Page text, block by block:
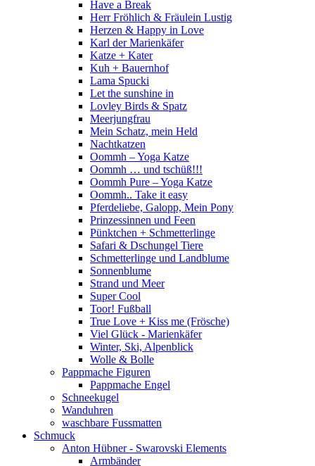
Have a Break
Herr Fröhlich & Fräulein Lustig
Herzen & Happy in Love
Karl der Marienkäfer
Katze + Kater
Kuh + Bauernhof
Lama Spucki
Let the sunshine in
Lovley Birds & Spatz
Meerjungfrau
Mein Schatz, mein Held
Nachtkatzen
Oommh – Yoga Katze
Oommh … und tschüß!!!
Oommh Pure – Yoga Katze
Oommh.. Take it easy
Pferdeliebe, Galopp, Mein Pony
Prinzessinnen und Feen
Pünktchen + Schmetterlinge
Safari & Dschungel Tiere
Schmetterlinge und Landblume
Sonnenblume
Strand und Meer
Super Cool
Toor! Fußball
True Love + Kiss me (Frösche)
Viel Glück - Marienkäfer
Winter, Ski, Alpenblick
Wolle & Bolle
Pappmache Figuren
Pappmache Engel
Schneekugel
Wanduhren
waschbare Fussmatten
Schmuck
Anton Hübner - Swarovski Elements
Armbänder